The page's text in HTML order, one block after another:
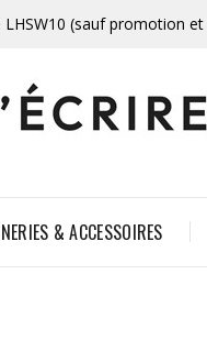
(sauf promotion
& ACCESSOIRES